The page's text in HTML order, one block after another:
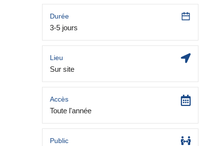
Durée
3-5 jours
Lieu
Sur site
Accès
Toute l'année
Public